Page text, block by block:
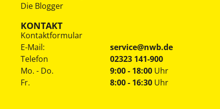
Die Blogger
KONTAKT
Kontaktformular
E-Mail:
service@nwb.de
Telefon
02323 141-900
Mo. - Do.
Fr.
9:00 - 18:00 Uhr
8:00 - 16:30 Uhr